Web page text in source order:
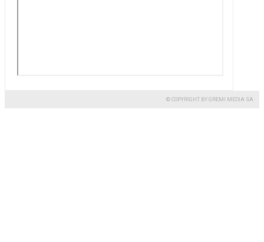
© COPYRIGHT BY GREMI MEDIA SA